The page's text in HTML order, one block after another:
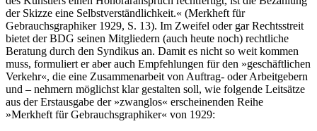
der Skizze eine Selbstverständlichkeit.« (Merkheft für
Gebrauchsgraphiker 1929, S. 13). Im Zweifel oder gar Rechtsstreit
bietet der BDG seinen Mitgliedern (auch heute noch) rechtliche
Beratung durch den Syndikus an. Damit es nicht so weit kommen
muss, formuliert er aber auch Empfehlungen für den »geschäftlichen
Verkehr«, die eine Zusammenarbeit von Auftrag- oder Arbeitgebern
und – nehmern möglichst klar gestalten soll, wie folgende Leitsätze
aus der Erstausgabe der »zwanglos« erscheinenden Reihe
»Merkheft für Gebrauchsgraphiker« von 1929: